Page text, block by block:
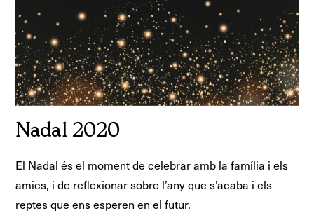
Nadal 2020
El Nadal és el moment de celebrar amb la família i els
amics, i de reflexionar sobre l’any que s’acaba i els
reptes que ens esperen en el futur.